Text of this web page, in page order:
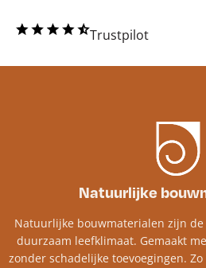
Trustpilot
Natuurlijke
Natuurlijke bouwmaterialen zijn de
duurzaam leefklimaat. Gemaakt
zonder schadelijke toevoegingen.